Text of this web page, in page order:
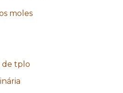
moles
de tplo